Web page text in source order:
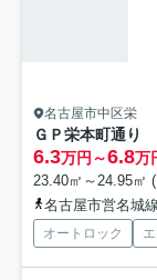
名古屋市中区栄
ＧＰ栄本町通り
6.3万円～6.8万
23.40㎡～24.95㎡
名古屋市営名城
オートロック